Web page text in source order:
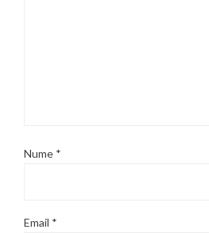
Nume *
Email *